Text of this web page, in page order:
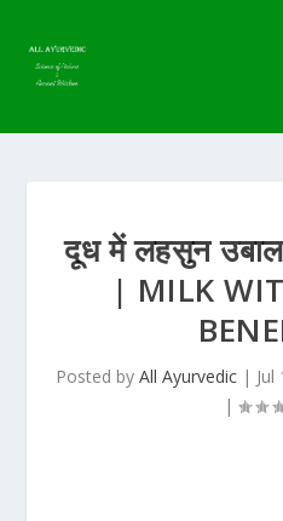
दूध में लहसुन
| MILK
Posted by All Ayurvedic|
|